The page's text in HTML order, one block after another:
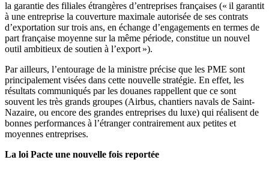
la garantie des filiales étrangères d’entreprises françaises (« il garantit
à une entreprise la couverture maximale autorisée de ses contrats
d’exportation sur trois ans, en échange d’engagements en termes de
part française moyenne sur la même période, constitue un nouvel
outil ambitieux de soutien à l’export »).
Par ailleurs, l’entourage de la ministre précise que les PME sont
principalement visées dans cette nouvelle stratégie. En effet, les
résultats communiqués par les douanes rappellent que ce sont
souvent les très grands groupes (Airbus, chantiers navals de Saint-
Nazaire, ou encore des grandes entreprises du luxe) qui réalisent de
bonnes performances à l’étranger contrairement aux petites et
moyennes entreprises.
La loi Pacte une nouvelle fois reportée